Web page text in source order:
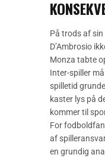
På trods af
D’Ambrosio
Monza tabte
Inter-spiller
spilletid
kaster lys på
kommer til
For
af
en grundig